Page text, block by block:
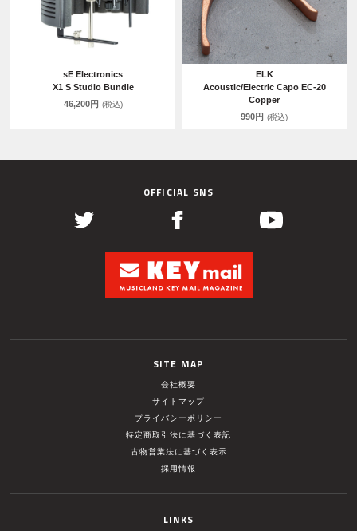
sE Electronics
X1 S Studio Bundle
46,200円 (税込)
ELK
Acoustic/Electric Capo EC-20
Copper
990円 (税込)
OFFICIAL SNS
SITE MAP
会社概要
サイトマップ
プライバシーポリシー
特定商取引法に基づく表記
古物営業法に基づく表示
採用情報
LINKS